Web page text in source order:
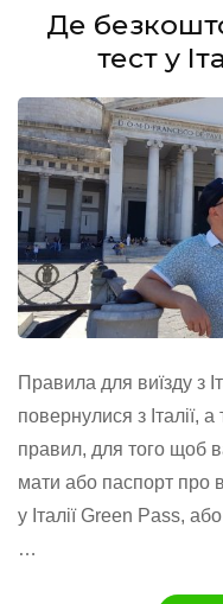
Де
тест у
Правила для виїзду з
повернулися з Італії,
правил, для того щоб
мати або паспорт про
у Італії Green Pass,
…